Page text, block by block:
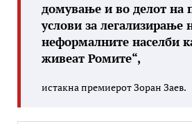
домување и во делот на
услови за легализирање
неформалните населби
живеат Ромите“,
истакна премиерот Зоран Заев.